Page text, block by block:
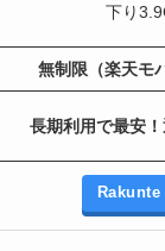
下り
無制限（楽天モ
長期利用で最安